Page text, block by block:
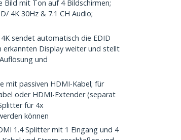
Bild mit Ton auf 4 Bildschirmen;
4K 30Hz & 7.1 CH Audio;
sendet automatisch die EDID
erkannten Display weiter und stellt
und
mit passiven HDMI-Kabel; für
oder HDMI-Extender (separat
für 4x
können
1.4 Splitter mit 1 Eingang und 4